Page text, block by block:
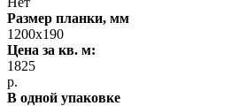
Размер планки, мм
1200х190
Цена за кв. м:
1825
р.
В одной упаковке